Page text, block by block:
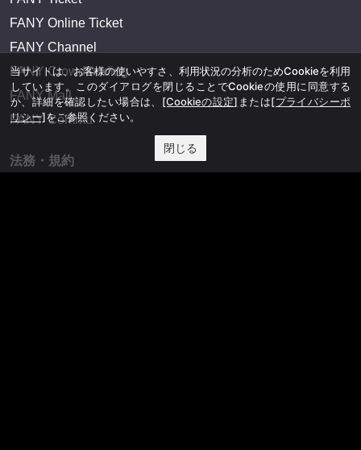
FANY Online Ticket
FANY Channel
FANY Crowdfunding
FANY Mall
FANY Commu
法務・規約
当サイトは、お客様の使いやすさ、利用状況の分析のためCookieを利用
しています。このダイアログを閉じることでCookieの使用に同意する
か、詳細を確認したい場合は、 [Cookieの設定] または[プライバシーポ
リシー]をご参照ください。
閉じる